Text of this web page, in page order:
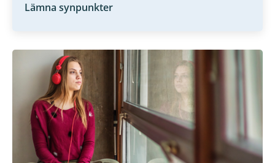
Lämna synpunkter